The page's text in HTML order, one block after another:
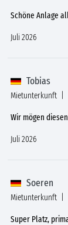
Schöne Anlage
Juli 2026
Tobias
Mietunterkunft
Wir mögen
Juli 2026
Soeren
Mietunterkunft
Super Platz,